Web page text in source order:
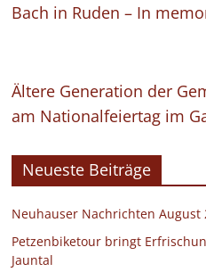
Bach in Ruden – In
Ältere Generation der
am Nationalfeiertag im
Neueste Beiträge
Neuhauser Nachrichten August
Petzenbiketour bringt
Jauntal